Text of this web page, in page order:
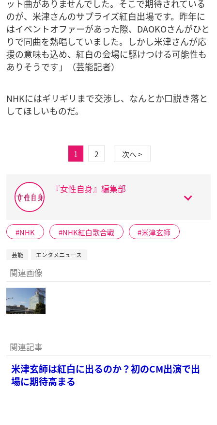
ット曲がありませんでした。そこで期待されている
のが、米津さんのサプライズ紅白出場です。昨年に
はイベントオファーがあった際、DAOKOさんがひと
りで同曲を熱唱していました。しかし米津さんが応
援の意味も込め、紅白の会場に駆けつける可能性も
ありそうです」（芸能記者）
NHKにはギリギリまで交渉し、なんとか口説き落と
してほしいものだ。
1 2 次へ >
『女性自身』編集部
NHK NHK紅白歌合戦 米津玄師
芸能 エンタメニュース
関連画像
関連記事
米津玄師は紅白に出るのか？初のCM出演で出
場に期待高まる